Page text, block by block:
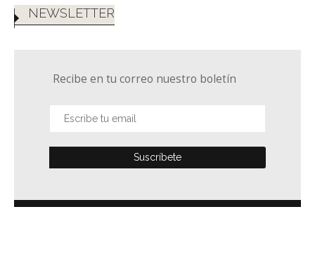
NEWSLETTER
Recibe en tu correo nuestro boletín